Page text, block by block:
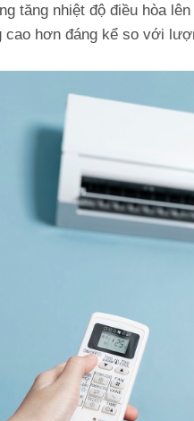
tăng nhiệt độ điều hòa
hơn đáng kể so với